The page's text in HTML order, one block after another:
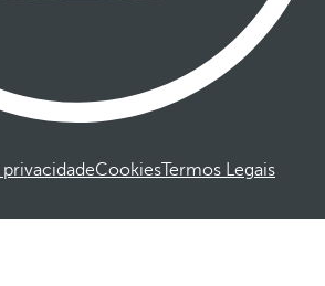
CookiesTermos Legais